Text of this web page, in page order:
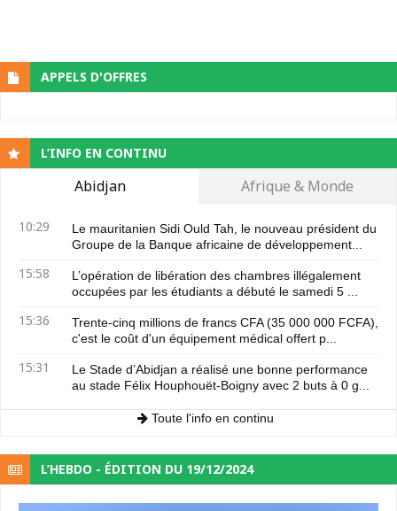
APPELS D'OFFRES
L’INFO EN CONTINU
Abidjan Afrique & Monde
10:29
Le mauritanien Sidi Ould Tah, le nouveau président du
Groupe de la Banque africaine de développement...
15:58
L’opération de libération des chambres illégalement
occupées par les étudiants a débuté le samedi 5 ...
15:36
Trente-cinq millions de francs CFA (35 000 000 FCFA),
c'est le coût d'un équipement médical offert p...
15:31
Le Stade d’Abidjan a réalisé une bonne performance
au stade Félix Houphouët-Boigny avec 2 buts à 0 g...
Toute l'info en continu
L’HEBDO - ÉDITION DU 19/12/2024